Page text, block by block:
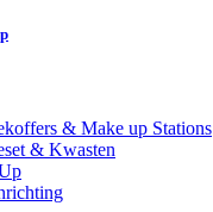
& Make up Stations
& Kwasten